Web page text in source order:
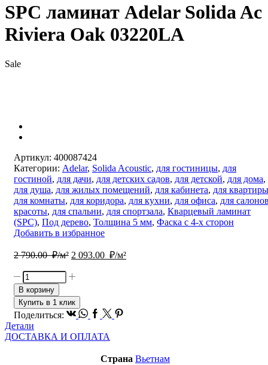
SPC ламинат Adelar Solida Ac
Riviera Oak 03220LA
Sale
Артикул: 400087424
Категории: Adelar, Solida Acoustic, для гостиницы, для
гостиной, для дачи, для детских садов, для детской, для дома,
для душа, для жилых помещений, для кабинета, для квартиры
для комнаты, для коридора, для кухни, для офиса, для
красоты, для спальни, для спортзала, Кварцевый ламинат
(SPC), Под дерево, Толщина 5 мм, Фаска с 4-х сторон
Добавить в избранное
2 790.00₽/м² Первоначальная
составляла
790.00
₽/
м².
2 093.00 ₽/м²Текущая
Количество
товара
SPC
ламинат
Adelar
Solida
Ac
В корзину
Купить в 1 клик
Поделиться: Vk Whatsapp
Facebook
TwitterPinterest
Детали
ДОСТАВКА И ОПЛАТА
Страна Вьетнам